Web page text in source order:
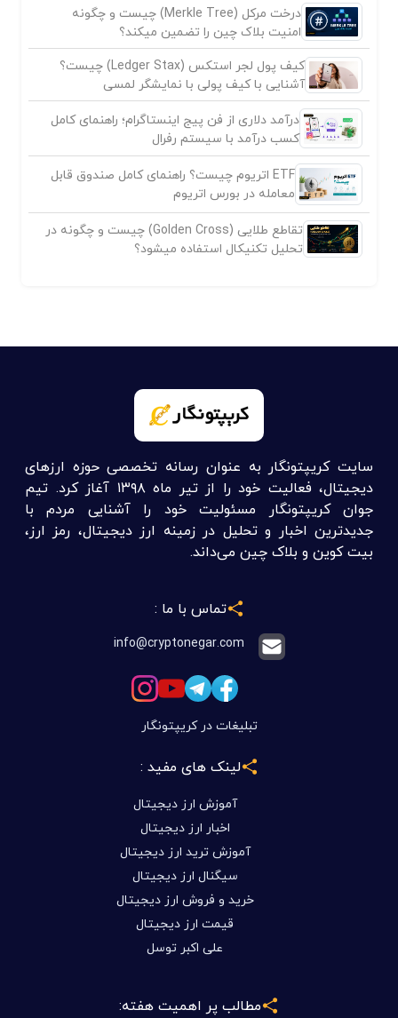
درخت مرکل (Merkle Tree) چیست و چگونه
امنیت بلاک چین را تضمین میکند؟
کیف پول لجر استکس (Ledger Stax) چیست؟
آشنایی با کیف پولی با نمایشگر لمسی
درآمد دلاری از فن پیج اینستاگرام؛ راهنمای کامل
کسب درآمد با سیستم رفرال
ETF اتریوم چیست؟ راهنمای کامل صندوق قابل
معامله در بورس اتریوم
تقاطع طلایی (Golden Cross) چیست و چگونه در
تحلیل تکنیکال استفاده میشود؟
سایت کریپتونگار به عنوان رسانه تخصصی حوزه ارزهای
دیجیتال، فعالیت خود را از تیر ماه ۱۳۹۸ آغاز کرد. تیم
جوان کریپتونگار مسئولیت خود را آشنایی مردم با
جدیدترین اخبار و تحلیل در زمینه ارز دیجیتال، رمز ارز،
بیت کوین و بلاک چین می‌داند.
تماس با ما :
info@cryptonegar.com
تبلیغات در کریپتونگار
لینک های مفید :
آموزش ارز دیجیتال
اخبار ارز دیجیتال
آموزش ترید ارز دیجیتال
سیگنال ارز دیجیتال
خرید و فروش ارز دیجیتال
قیمت ارز دیجیتال
علی اکبر توسل
مطالب پر اهمیت هفته: